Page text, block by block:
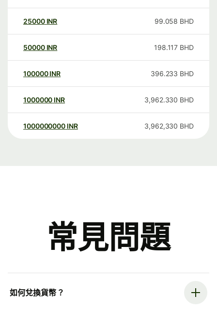
25000 INR 99.058 BHD
50000 INR 198.117 BHD
100000 INR 396.233 BHD
1000000 INR 3,962.330 BHD
1000000000 INR 3,962,330 BHD
常見問題
如何兌換貨幣？